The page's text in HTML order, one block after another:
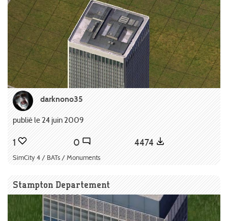
darknono35
publié le 24 juin 2009
1 0 4474
SimCity 4 / BATs / Monuments
Stampton Departement